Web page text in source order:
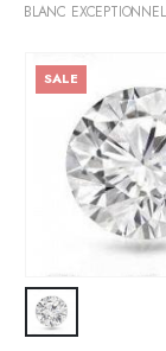
BLANC EXCEPTIONNEL
SALE